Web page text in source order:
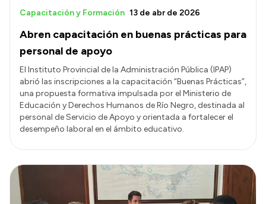
Abren capacitación en buenas prácticas para
personal de apoyo
Capacitación y Formación 13 de abr de 2026
El Instituto Provincial de la Administración Pública (IPAP)
abrió las inscripciones a la capacitación “Buenas Prácticas”,
una propuesta formativa impulsada por el Ministerio de
Educación y Derechos Humanos de Río Negro, destinada al
personal de Servicio de Apoyo y orientada a fortalecer el
desempeño laboral en el ámbito educativo.